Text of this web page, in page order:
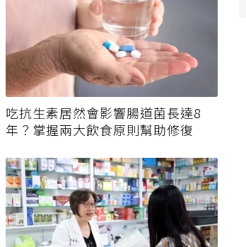
吃抗生素居然會影響腸道菌長達8
年？掌握兩大飲食原則幫助修復